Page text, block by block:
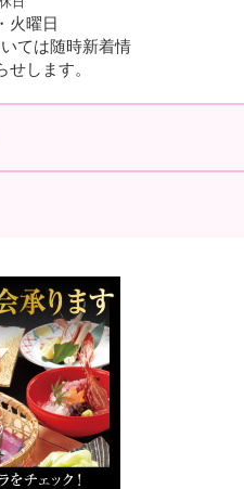
火曜日
ては随時新着情
せします。